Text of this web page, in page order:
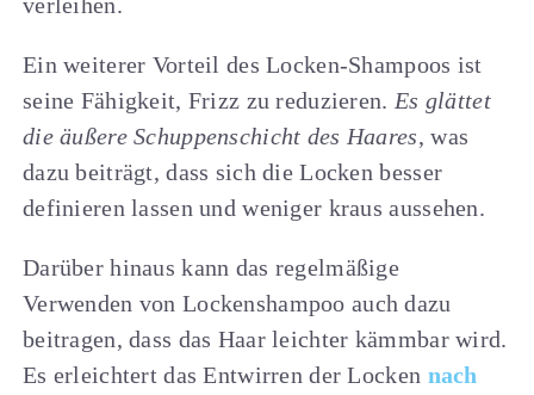
Ein weiterer Vorteil des Locken-Shampoos ist
seine Fähigkeit, Frizz zu reduzieren. Es glättet
die äußere Schuppenschicht des Haares, was
dazu beiträgt, dass sich die Locken besser
definieren lassen und weniger kraus aussehen.
Darüber hinaus kann das regelmäßige
Verwenden von Lockenshampoo auch dazu
beitragen, dass das Haar leichter kämmbar wird.
Es erleichtert das Entwirren der Locken nach